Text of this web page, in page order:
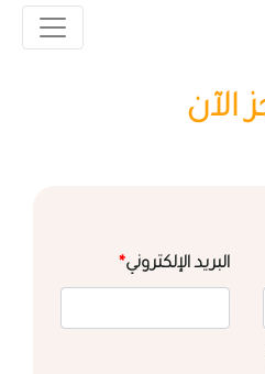
الآن
البريد الإلكتروني*